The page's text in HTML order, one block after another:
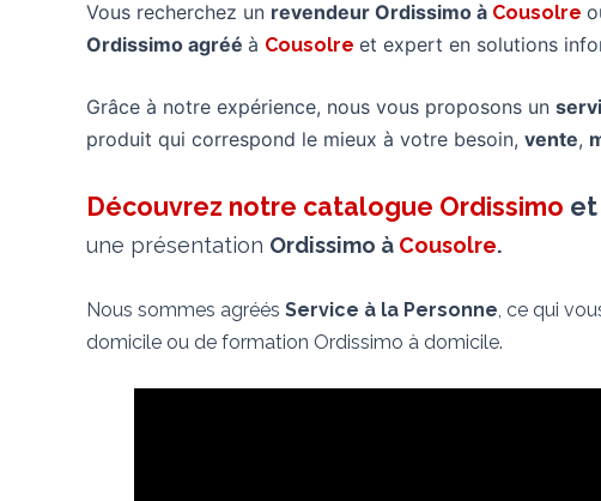
Vous recherchez un revendeur Ordissimo à Cousolre
Ordissimo agréé à Cousolre et expert en solutions
Grâce à notre expérience, nous vous proposons un
produit qui correspond le mieux à votre besoin, vente,
Découvrez notre catalogue Ordissimo et
une présentation Ordissimo à Cousolre.
Nous sommes agréés Service à la Personne , ce qui
domicile ou de formation Ordissimo à domicile.